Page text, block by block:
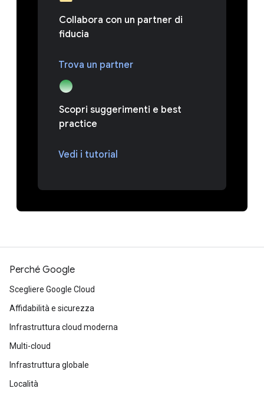
Collabora con un partner di
fiducia
Trova un partner
Scopri suggerimenti e best
practice
Vedi i tutorial
Perché Google
Scegliere Google Cloud
Affidabilità e sicurezza
Infrastruttura cloud moderna
Multi-cloud
Infrastruttura globale
Località